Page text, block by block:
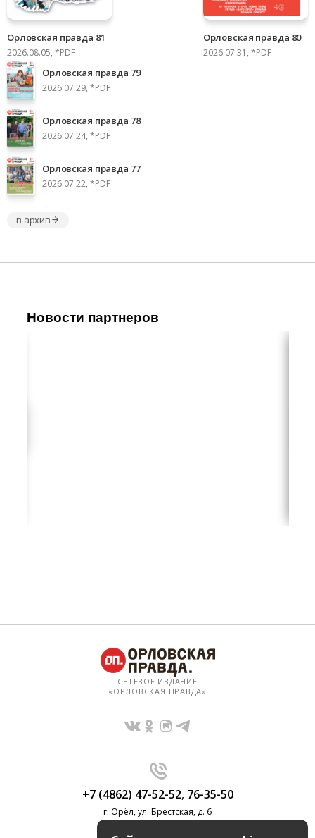
Орловская правда 81
2026.08.05, *PDF
Орловская правда 80
2026.07.31, *PDF
Орловская правда 79
2026.07.29, *PDF
Орловская правда 78
2026.07.24, *PDF
Орловская правда 77
2026.07.22, *PDF
в архив
Новости партнеров
СЕТЕВОЕ ИЗДАНИЕ
«ОРЛОВСКАЯ ПРАВДА»
+7 (4862) 47-52-52, 76-35-50
г. Орёл, ул. Брестская, д. 6